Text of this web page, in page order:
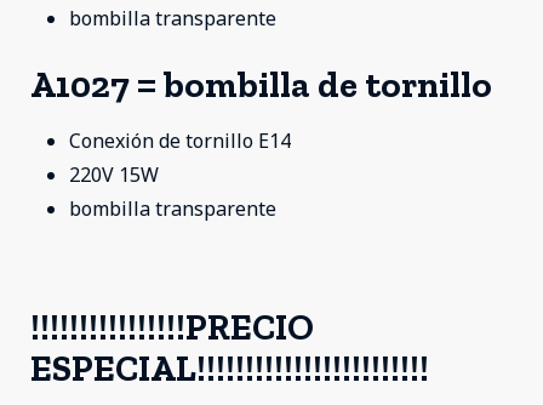
bombilla transparente
A1027 = bombilla de tornillo
Conexión de tornillo E14
220V 15W
bombilla transparente
!!!!!!!!!!!!!!!!PRECIO
ESPECIAL!!!!!!!!!!!!!!!!!!!!!!!!